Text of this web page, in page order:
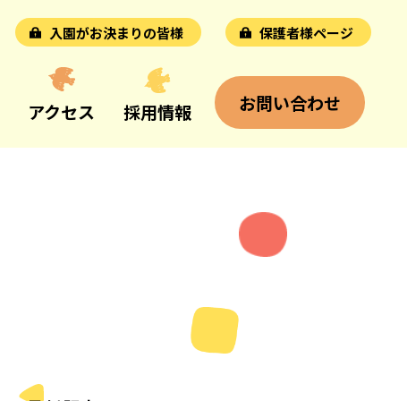
アクセス 採用情報 お問い合わせ
入園がお決まりの皆様 保護者様ページ